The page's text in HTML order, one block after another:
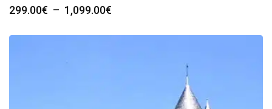
299.00€ – 1,099.00€
prix :